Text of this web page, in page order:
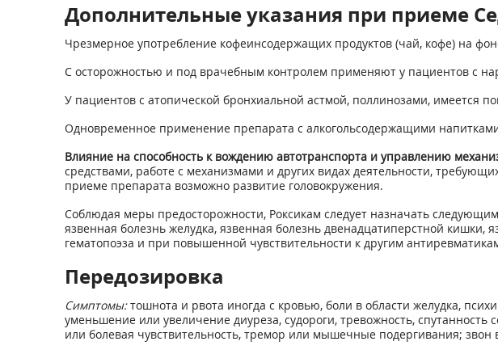
Дополнительные указания при приеме
Чрезмерное употребление кофеинсодержащих продуктов (чай, кофе) на
С осторожностью и под врачебным контролем применяют у пациентов с
У пациентов с атопической бронхиальной астмой, поллинозами, имеется
Одновременное применение препарата с алкогольсодержащими
Влияние на способность к вождению автотранспорта и управлению
средствами, работе с механизмами и других видах деятельности,
приеме препарата возможно развитие головокружения.
Соблюдая меры предосторожности, Роксикам следует назначать
язвенная болезнь желудка, язвенная болезнь двенадцатиперстной
гематопоэза и при повышенной чувствительности к другим
Передозировка
Симптомы:тошнота и рвота иногда с кровью, боли в области желудка,
уменьшение или увеличение диуреза, судороги, тревожность,
или болевая чувствительность, тремор или мышечные подергивания;